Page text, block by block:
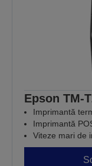
Epson TM-
Imprimantă
Imprimantă
Viteze mari de